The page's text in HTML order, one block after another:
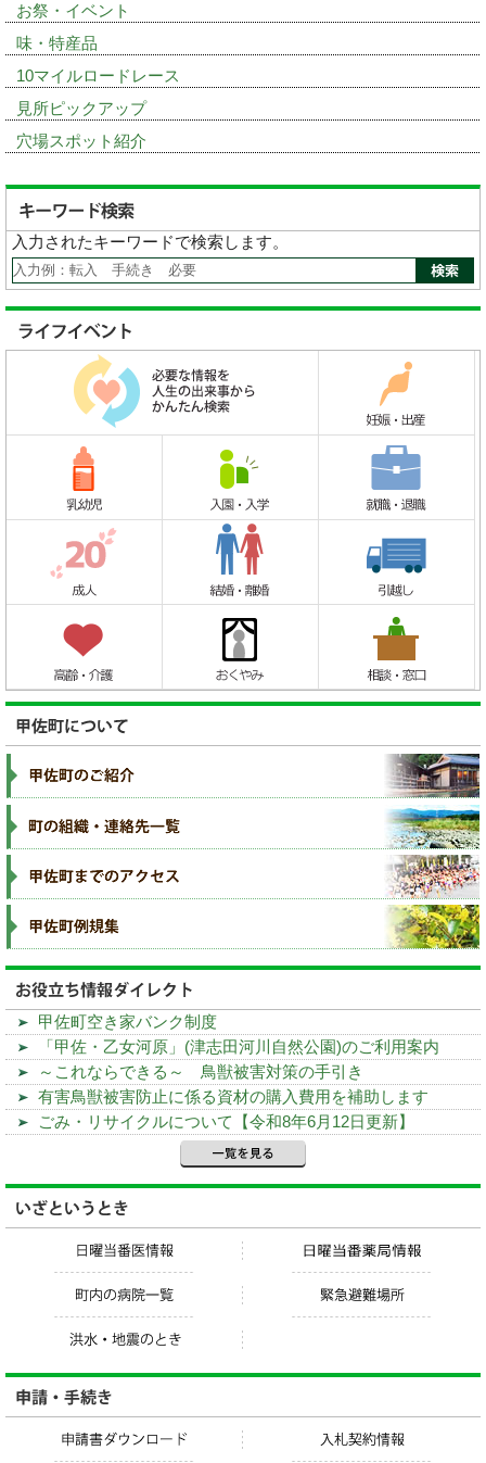
お祭・イベント
味・特産品
10マイルロードレース
見所ピックアップ
穴場スポット紹介
入力されたキーワードで検索します。
甲佐町空き家バンク制度
「甲佐・乙女河原」(津志田河川自然公園)のご利用案内
～これならできる～ 鳥獣被害対策の手引き
有害鳥獣被害防止に係る資材の購入費用を補助します
ごみ・リサイクルについて【令和8年6月12日更新】